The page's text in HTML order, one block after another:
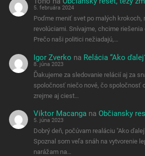
5. februára 2024
Poďme meniť svet po malých krokoch,
revolúciami. Snívajme, chcime riešenia
Prečo naši politici nežiadajú,…
Igor Zverko na Relácia “Ako
8. júna 2023
Ďakujeme za sledovanie relácií aj za
spoločnosť niečo nové, čo spoločnosť
zrejme aj ciest…
Viktor Macanga na Občiansky
5. júna 2023
Dobrý deň, počúvam realáciu "Ako
Spoznal som veľa snáh na vytvorenie
narážam na…